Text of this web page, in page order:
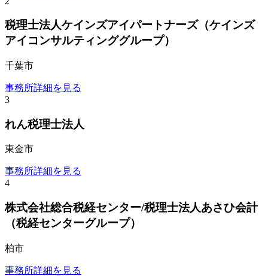
税理士法人ケインズアイパートナーズ（ケインズ
アイコンサルティンググループ）
千葉市
事務所詳細を見る
3
れん税理士法人
東金市
事務所詳細を見る
4
株式会社総合税経センター/税理士法人あさひ会計
（税経センターグループ）
柏市
事務所詳細を見る